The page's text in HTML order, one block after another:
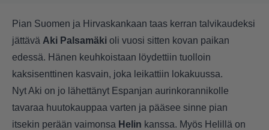
Pian Suomen ja Hirvaskankaan taas kerran talvikaudeksi
jättävä Aki Palsamäki oli vuosi sitten kovan paikan
edessä. Hänen keuhkoistaan löydettiin tuolloin
kaksisenttinen kasvain, joka leikattiin lokakuussa.
Nyt Aki on jo lähettänyt Espanjan aurinkorannikolle
tavaraa huutokauppaa varten ja pääsee sinne pian
itsekin perään vaimonsa Helin kanssa. Myös Helillä on